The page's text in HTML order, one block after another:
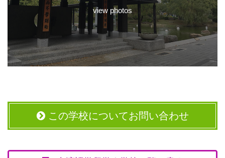
view photos
この学校についてお問い合わせ